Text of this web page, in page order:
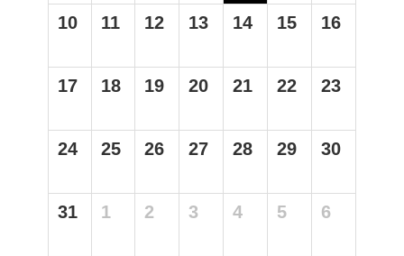
10 11 12 13 14 15 16
17 18 19 20 21 22 23
24 25 26 27 28 29 30
31 1 2 3 4 5 6